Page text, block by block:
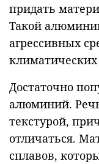
придать
Такой
агрессивных
климатических
Достаточно
алюминий.
текстурой,
отличаться.
сплавов,